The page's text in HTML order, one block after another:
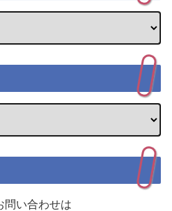
問い合わせは